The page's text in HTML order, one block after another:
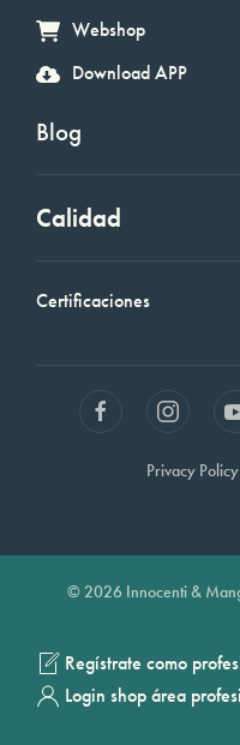
Webshop
Download APP
Blog
Calidad
Certificaciones
Privacy Policy
© 2026 Innocenti &
Regístrate como
Login shop área